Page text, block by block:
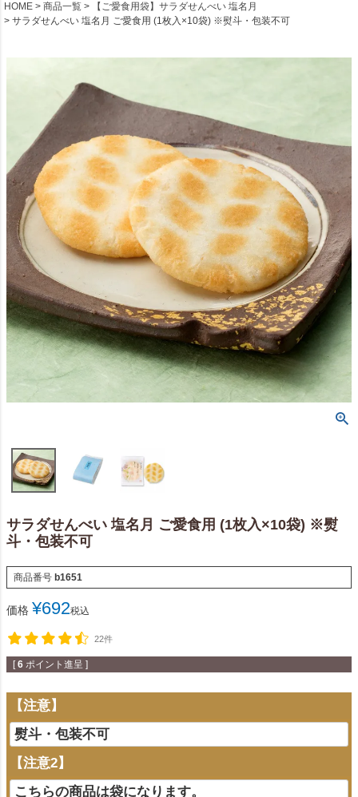
HOME 商品一覧
【ご愛食用袋】サラダせんべい 塩名月
サラダせんべい 塩名月 ご愛食用 (1枚入×10袋) ※熨斗・包装不可
サラダせんべい 塩名月 ご愛食用 (1枚入×10袋) ※熨
斗・包装不可
商品番号 b1651
価格 ¥692税込
22件
[ 6 ポイント進呈 ]
【注意】
【注意2】